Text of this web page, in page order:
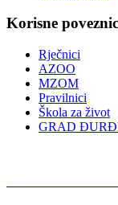
Korisne
Rječnici
AZOO
MZOM
Pravilnici
Škola za život
GRAD